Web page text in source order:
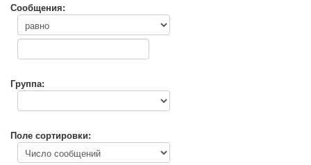
Сообщения:
Группа:
Поле сортировки: